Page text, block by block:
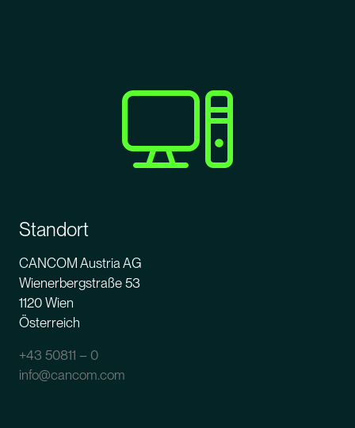
Standort
CANCOM Austria AG
Wienerbergstraße 53
1120 Wien
Österreich
+43 50811 – 0
info@cancom.com